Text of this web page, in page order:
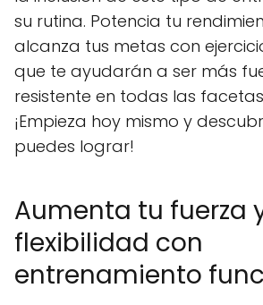
su rutina. Potencia tu
alcanza tus metas con
que te ayudarán a ser más
resistente en todas las
¡Empieza hoy mismo y
puedes lograr!
Aumenta tu fuerza
flexibilidad con
entrenamiento